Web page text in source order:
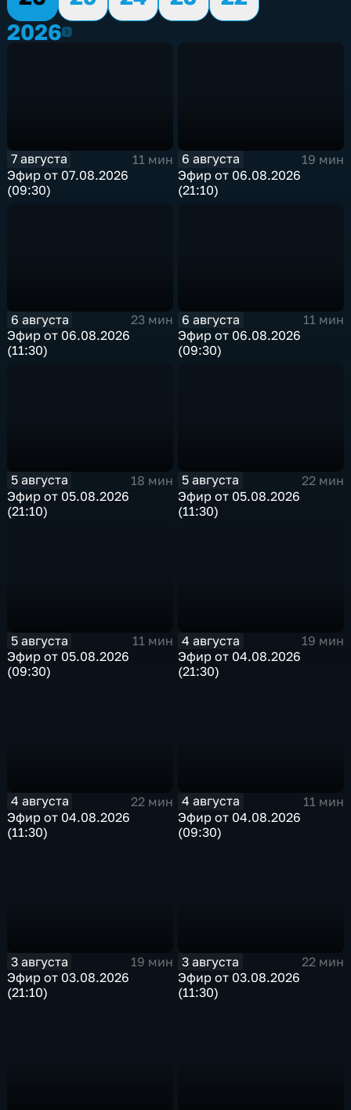
20262026
7 августа
11 мин
Эфир от 07.08.2026
(09:30)
6 августа
19 мин
Эфир от 06.08.2026
(21:10)
6 августа
23 мин
Эфир от 06.08.2026
(11:30)
6 августа
11 мин
Эфир от 06.08.2026
(09:30)
5 августа
18 мин
Эфир от 05.08.2026
(21:10)
5 августа
22 мин
Эфир от 05.08.2026
(11:30)
5 августа
11 мин
Эфир от 05.08.2026
(09:30)
4 августа
19 мин
Эфир от 04.08.2026
(21:30)
4 августа
22 мин
Эфир от 04.08.2026
(11:30)
4 августа
11 мин
Эфир от 04.08.2026
(09:30)
3 августа
19 мин
Эфир от 03.08.2026
(21:10)
3 августа
22 мин
Эфир от 03.08.2026
(11:30)